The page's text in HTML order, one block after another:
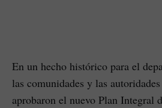
En un hecho histórico para el
las comunidades y las
aprobaron el nuevo Plan Integral